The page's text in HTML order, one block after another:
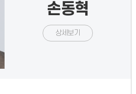
손동혁
상세보기